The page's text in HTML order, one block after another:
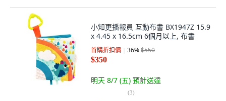
小知更播報員 互動布書 BX1947Z 15.9
x 4.45 x 16.5cm 6個月以上, 布書
首購折扣價 36%$550
$350
明天 8/7 (五) 預計送達
(3)